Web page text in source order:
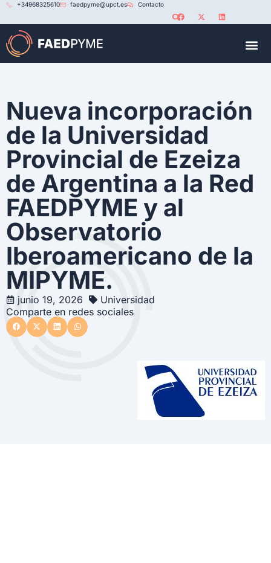
+34968325610 faedpyme@upct.es Contacto
Nueva incorporación
de la Universidad
Provincial de Ezeiza
de Argentina a la Red
FAEDPYME y al
Observatorio
Iberoamericano de la
MIPYME.
junio 19, 2026
Universidad
Comparte en redes sociales